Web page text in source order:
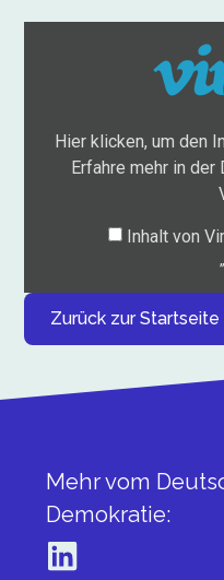
Hier klicken, um den
Erfahre mehr in der
Inhalt von
Zurück zur Startseite
Mehr vom
Demokratie:​